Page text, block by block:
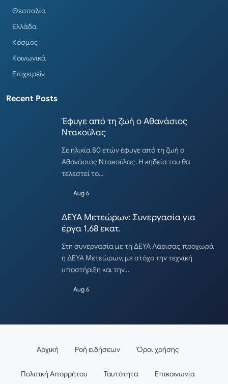
Θεσσαλία
Ελλάδα
Κόσμος
Κοινωνικά
Επιχειρείν
Recent Posts
Έφυγε από τη ζωή ο Αθανάσιος
Ντακούλας
Σε ηλικία 80 ετών έφυγε από τη ζωή ο
Αθανάσιος Ντακούλας. Η κηδεία του θα
τελεστεί το…
Aug 6
ΔΕΥΑ Μετεώρων: Συνεργασία για
έργα 1,68 εκατ.
Στη συνεργασία με τη ΔΕΥΑ Λάρισας προχωρά
η ΔΕΥΑ Μετεώρων, με στόχο την τεχνική
υποστήριξη και την…
Aug 6
Αρχική Ροή ειδήσεων Όροι χρήσης
Πολιτική Απορρήτου Ταυτότητα Επικοινωνία